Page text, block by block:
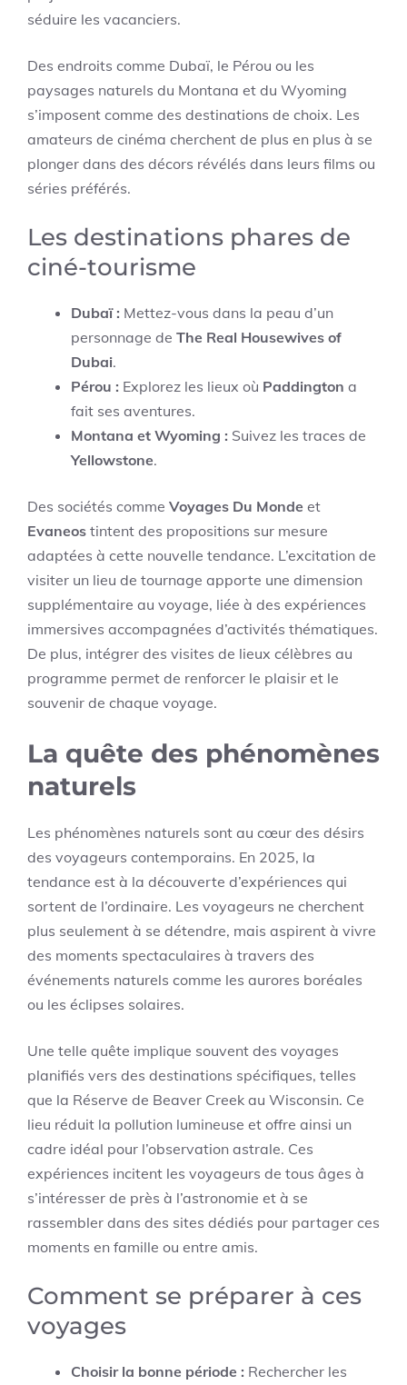
séduire les vacanciers.
Des endroits comme Dubaï, le Pérou ou les
paysages naturels du Montana et du Wyoming
s’imposent comme des destinations de choix. Les
amateurs de cinéma cherchent de plus en plus à se
plonger dans des décors révélés dans leurs films ou
séries préférés.
Les destinations phares de
ciné-tourisme
Dubaï : Mettez-vous dans la peau d’un
personnage de The Real Housewives of
Dubai.
Pérou : Explorez les lieux où Paddington a
fait ses aventures.
Montana et Wyoming : Suivez les traces de
Yellowstone.
Des sociétés comme Voyages Du Monde et
Evaneos tintent des propositions sur mesure
adaptées à cette nouvelle tendance. L’excitation de
visiter un lieu de tournage apporte une dimension
supplémentaire au voyage, liée à des expériences
immersives accompagnées d’activités thématiques.
De plus, intégrer des visites de lieux célèbres au
programme permet de renforcer le plaisir et le
souvenir de chaque voyage.
La quête des phénomènes
naturels
Les phénomènes naturels sont au cœur des désirs
des voyageurs contemporains. En 2025, la
tendance est à la découverte d’expériences qui
sortent de l’ordinaire. Les voyageurs ne cherchent
plus seulement à se détendre, mais aspirent à vivre
des moments spectaculaires à travers des
événements naturels comme les aurores boréales
ou les éclipses solaires.
Une telle quête implique souvent des voyages
planifiés vers des destinations spécifiques, telles
que la Réserve de Beaver Creek au Wisconsin. Ce
lieu réduit la pollution lumineuse et offre ainsi un
cadre idéal pour l’observation astrale. Ces
expériences incitent les voyageurs de tous âges à
s’intéresser de près à l’astronomie et à se
rassembler dans des sites dédiés pour partager ces
moments en famille ou entre amis.
Comment se préparer à ces
voyages
Choisir la bonne période : Rechercher les